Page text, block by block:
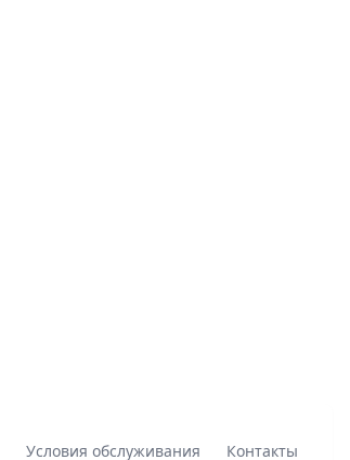
Условия обслуживания Контакты